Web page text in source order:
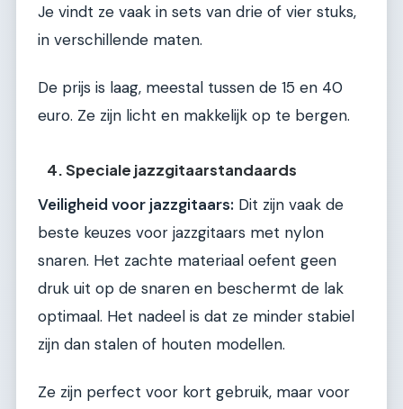
Je vindt ze vaak in sets van drie of vier stuks,
in verschillende maten.
De prijs is laag, meestal tussen de 15 en 40
euro. Ze zijn licht en makkelijk op te bergen.
4. Speciale jazzgitaarstandaards
Veiligheid voor jazzgitaars: Dit zijn vaak de
beste keuzes voor jazzgitaars met nylon
snaren. Het zachte materiaal oefent geen
druk uit op de snaren en beschermt de lak
optimaal. Het nadeel is dat ze minder stabiel
zijn dan stalen of houten modellen.
Ze zijn perfect voor kort gebruik, maar voor